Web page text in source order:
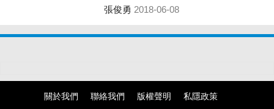
好餘下的土地用途，特別是融合香港、深
張俊勇 2018-06-08
關於我們 聯絡我們 版權聲明
私隱政策